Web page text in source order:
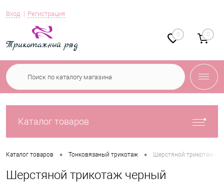
Вход Регистрация
0 0
Каталог товаров
Каталог товаров • Тонковязаный трикотаж • Шерстяной трикотаж
Шерстяной трикотаж черный